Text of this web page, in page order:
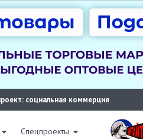
социальная коммерция
Спецпроекты